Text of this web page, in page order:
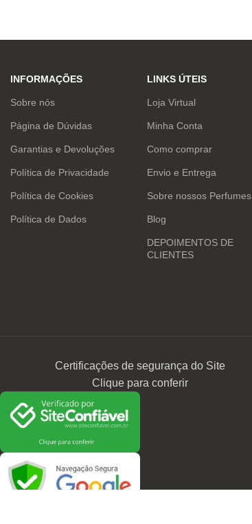
INFORMAÇÕES
Sobre nós
Página de Dúvidas
Garantias e Devoluções
Política de Privacidade
Política de Cookies
Política de Dados
LINKS ÚTEIS
Loja Virtual
Minha Conta
Como comprar
Envio e Entrega
Sobre nossos Perfumes
Blog
DEPOIMENTOS DE
CLIENTES
Certificações de segurança do Site
Clique para conferir